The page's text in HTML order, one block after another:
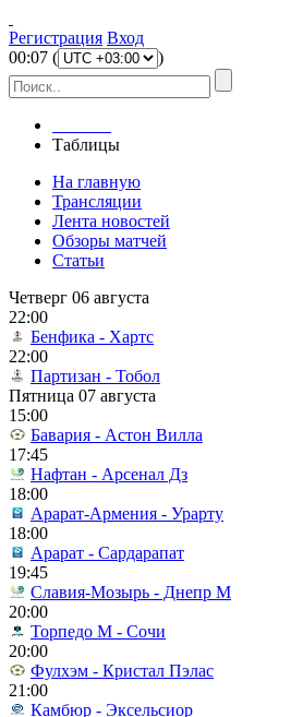
Регистрация Вход
00:07 ( )
Таблицы
На главную
Трансляции
Лента новостей
Обзоры матчей
Статьи
Четверг 06 августа
22:00
Бенфика - Хартс
22:00
Партизан - Тобол
Пятница 07 августа
15:00
Бавария - Астон Вилла
17:45
Нафтан - Арсенал Дз
18:00
Арарат-Армения - Урарту
18:00
Арарат - Сардарапат
19:45
Славия-Мозырь - Днепр М
20:00
Торпедо М - Сочи
20:00
Фулхэм - Кристал Пэлас
21:00
Камбюр - Эксельсиор